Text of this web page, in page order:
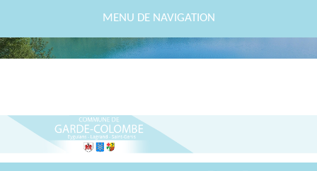
MENU DE NAVIGATION